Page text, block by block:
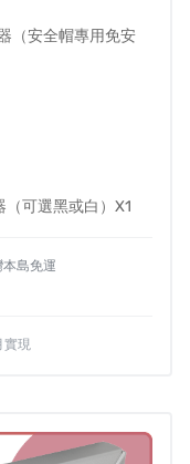
（安全帽專用免安
（可選黑或白）X1
本島免運
實現